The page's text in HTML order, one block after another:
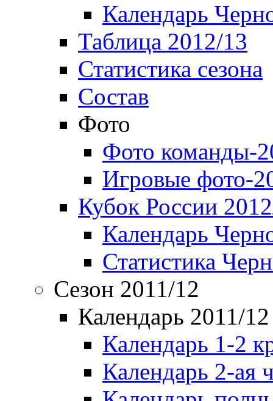
Календарь
Таблица 2012/13
Статистика сезона
Состав
Фото
Фото команды-
Игровые фото-
Кубок России
Календарь
Статистика
Сезон 2011/12
Календарь 2011/12
Календарь 1-2
Календарь 2-ая